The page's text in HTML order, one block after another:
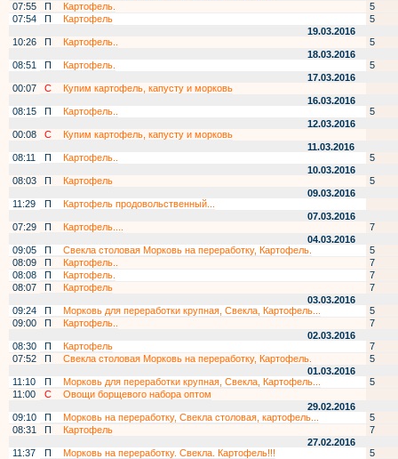
07:55
П Картофель.
5
07:54
П Картофель
5
19.03.2016
10:26
П Картофель..
5
18.03.2016
08:51
П Картофель.
5
17.03.2016
00:07
С
Купим картофель, капусту и морковь
16.03.2016
08:15
П Картофель..
5
12.03.2016
00:08
С
Купим картофель, капусту и морковь
11.03.2016
08:11
П Картофель..
5
10.03.2016
08:03
П Картофель
5
09.03.2016
11:29
П
Картофель продовольственный...
07.03.2016
07:29
П Картофель....
7
04.03.2016
09:05
П Свекла столовая Морковь на переработку, Картофель.
5
08:09
П Картофель..
7
08:08
П Картофель.
7
08:07
П Картофель
7
03.03.2016
09:24
П Морковь для переработки крупная, Свекла, Картофель...
5
09:00
П Картофель..
7
02.03.2016
08:30
П Картофель
7
07:52
П Свекла столовая Морковь на переработку, Картофель.
5
01.03.2016
11:10
П Морковь для переработки крупная, Свекла, Картофель...
5
11:00
С
Овощи борщевого набора оптом
29.02.2016
09:10
П Морковь на переработку, Свекла столовая, картофель...
5
08:31
П Картофель
7
27.02.2016
11:37
П Морковь на переработку. Свекла. Картофель!!!
5